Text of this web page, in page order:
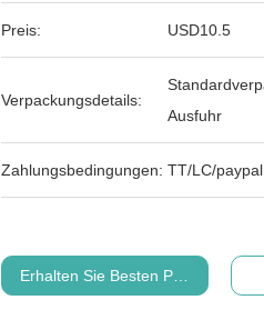
Preis: USD10.5
Verpackungsdetails:
Ausfuhr
Zahlungsbedingungen: TT/LC/paypal
Erhalten Sie Besten Preis